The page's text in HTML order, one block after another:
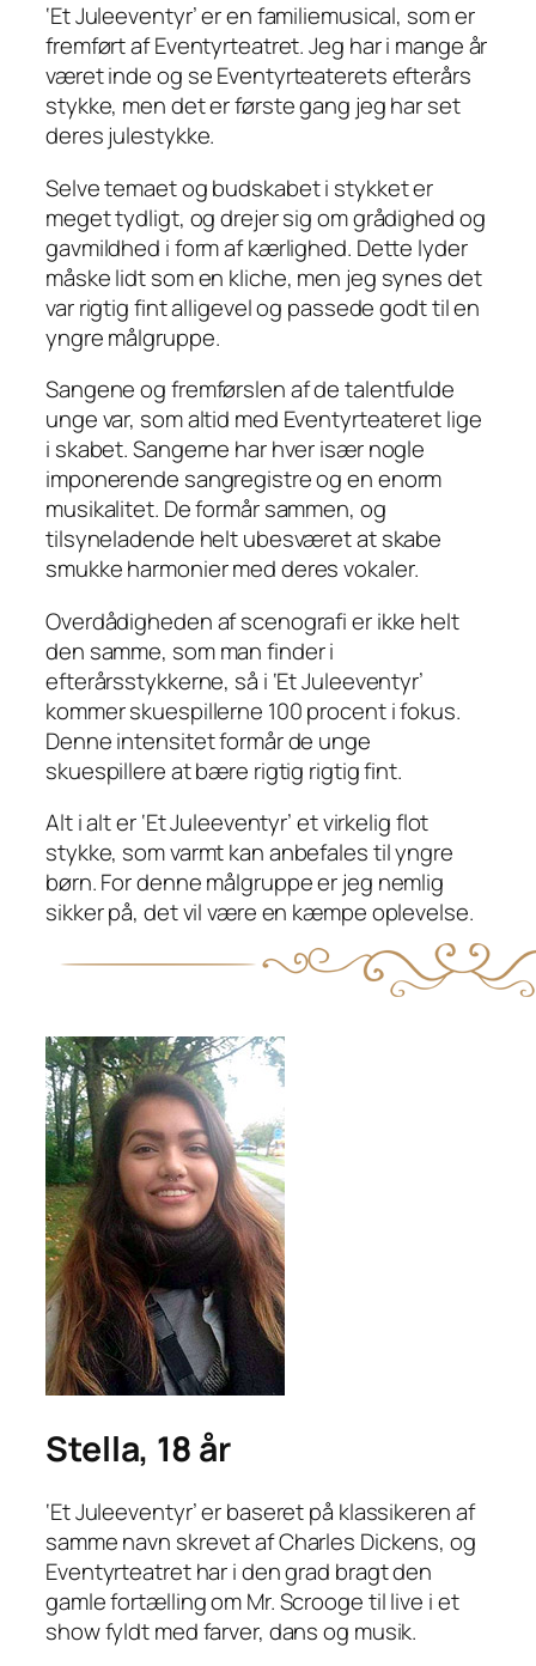
‘Et Juleeventyr’ er en familiemusical, som er
fremført af Eventyrteatret. Jeg har i mange år
været inde og se Eventyrteaterets efterårs
stykke, men det er første gang jeg har set
deres julestykke.
Selve temaet og budskabet i stykket er
meget tydligt, og drejer sig om grådighed og
gavmildhed i form af kærlighed. Dette lyder
måske lidt som en kliche, men jeg synes det
var rigtig fint alligevel og passede godt til en
yngre målgruppe.
Sangene og fremførslen af de talentfulde
unge var, som altid med Eventyrteateret lige
i skabet. Sangerne har hver især nogle
imponerende sangregistre og en enorm
musikalitet. De formår sammen, og
tilsyneladende helt ubesværet at skabe
smukke harmonier med deres vokaler.
Overdådigheden af scenografi er ikke helt
den samme, som man finder i
efterårsstykkerne, så i ‘Et Juleeventyr’
kommer skuespillerne 100 procent i fokus.
Denne intensitet formår de unge
skuespillere at bære rigtig rigtig fint.
Alt i alt er ‘Et Juleeventyr’ et virkelig flot
stykke, som varmt kan anbefales til yngre
børn. For denne målgruppe er jeg nemlig
sikker på, det vil være en kæmpe oplevelse.
Stella, 18 år
‘Et Juleeventyr’ er baseret på klassikeren af
samme navn skrevet af Charles Dickens, og
Eventyrteatret har i den grad bragt den
gamle fortælling om Mr. Scrooge til live i et
show fyldt med farver, dans og musik.